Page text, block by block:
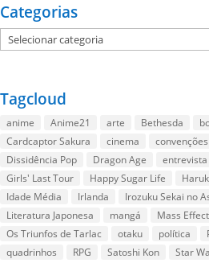
Categorias
Categorias
Tagcloud
anime Anime21 arte Bethesda
Cardcaptor Sakura
cinema convenções
Dissidência Pop
Dragon Age entrevista
Girls' Last Tour
Happy Sugar Life
Idade Média
Irlanda Irozuku Sekai no
Literatura Japonesa
mangá Mass Effect
Os Triunfos de Tarlac
otaku política
quadrinhos
RPG Satoshi Kon Star